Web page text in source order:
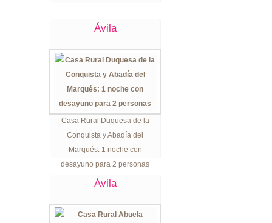
Ávila
Casa Rural Duquesa de la
Conquista y Abadía del
Marqués: 1 noche con
desayuno para 2 personas
Ávila